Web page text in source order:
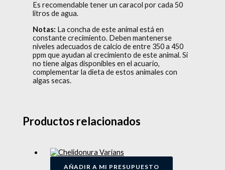
Es recomendable tener un caracol por cada 50
litros de agua.
Notas: La concha de este animal está en
constante crecimiento. Deben mantenerse
niveles adecuados de calcio de entre 350 a 450
ppm que ayudan al crecimiento de este animal. Si
no tiene algas disponibles en el acuario,
complementar la dieta de estos animales con
algas secas.
Productos relacionados
AÑADIR A MI PRESUPUESTO